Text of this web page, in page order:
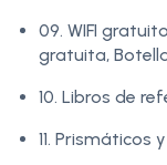
09. WIFI
gratuita,
10. Libros de
11. Prismáticos